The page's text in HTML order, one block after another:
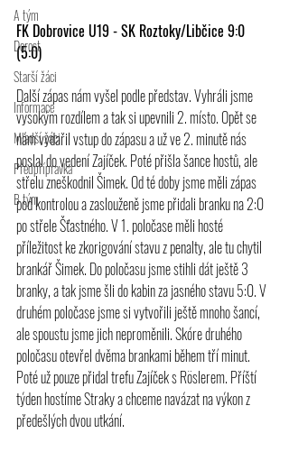
A tým
Dorost
Starší žáci
Informace
Mladší žáci
Předpřípravka
B tým
FK Dobrovice U19 - SK Roztoky/Libčice 9:0
(5:0)
Další zápas nám vyšel podle představ. Vyhráli jsme
vysokým rozdílem a tak si upevnili 2. místo. Opět se
nám vydařil vstup do zápasu a už ve 2. minutě nás
poslal do vedení Zajíček. Poté přišla šance hostů, ale
střelu zneškodnil Šimek. Od té doby jsme měli zápas
pod kontrolou a zaslouženě jsme přidali branku na 2:0
po střele Šťastného. V 1. poločase měli hosté
příležitost ke zkorigování stavu z penalty, ale tu chytil
brankář Šimek. Do poločasu jsme stihli dát ještě 3
branky, a tak jsme šli do kabin za jasného stavu 5:0. V
druhém poločase jsme si vytvořili ještě mnoho šancí,
ale spoustu jsme jich neproměnili. Skóre druhého
poločasu otevřel dvěma brankami během tří minut.
Poté už pouze přidal trefu Zajíček s Röslerem. Příští
týden hostíme Straky a chceme navázat na výkon z
předešlých dvou utkání.